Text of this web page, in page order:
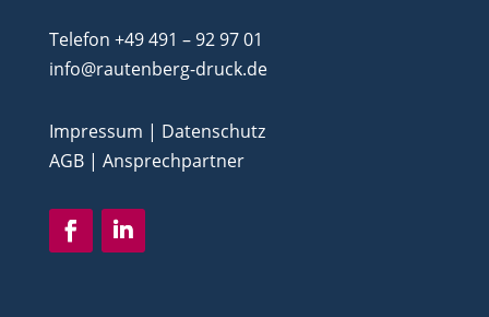
Telefon +49 491 – 92 97 01
info‎@‎rautenberg-druck.de
Impressum | Datenschutz
AGB| Ansprechpartner